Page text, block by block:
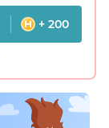
+ 200